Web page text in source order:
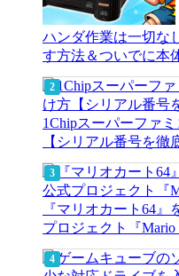
ハンダ作業は一切な
す方法＆ついでに本
1Chipスーパーファ
【シリアル番号を徹
『マリオカート64
プロジェクト『